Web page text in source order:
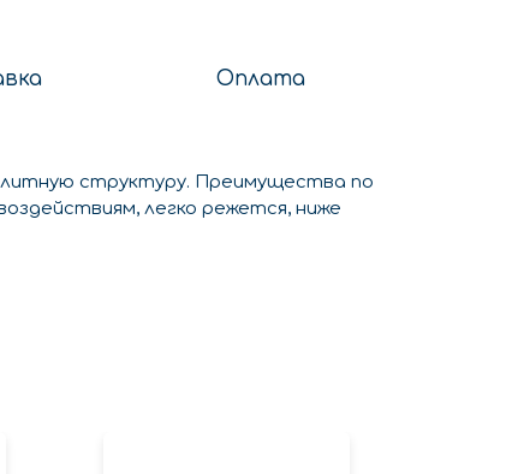
Оплата
структуру. Преимущества по
легко режется, ниже